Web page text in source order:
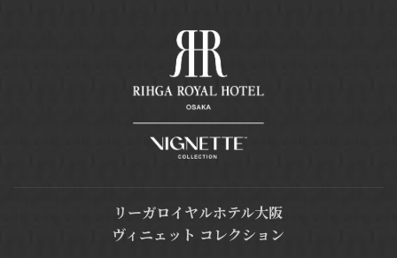
リーガロイヤルホテル大阪
ヴィニェット コレクション